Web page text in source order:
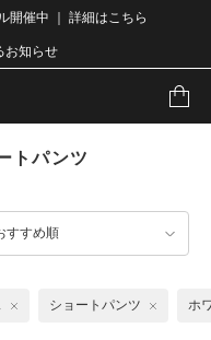
開催中 ｜ 詳細はこちら
お知らせ
トパンツ
すすめ順
ショートパンツ ホ